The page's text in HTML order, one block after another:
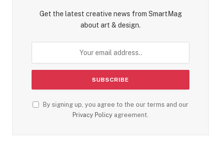
Get the latest creative news from SmartMag
about art & design.
By signing up, you agree to the our terms and our
Privacy Policy agreement.